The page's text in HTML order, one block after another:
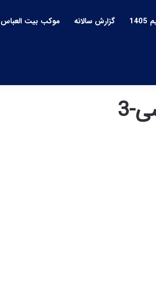
گزارش سالانه موکب بیت العباس